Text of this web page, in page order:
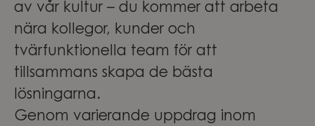
av vår kultur – du kommer att arbeta
nära kollegor, kunder och
tvärfunktionella team för att
tillsammans skapa de bästa
lösningarna.
Genom varierande uppdrag inom